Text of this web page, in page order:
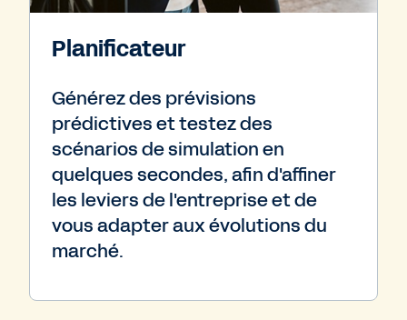
Planificateur
Générez des prévisions
prédictives et testez des
scénarios de simulation en
quelques secondes, afin d'affiner
les leviers de l'entreprise et de
vous adapter aux évolutions du
marché.